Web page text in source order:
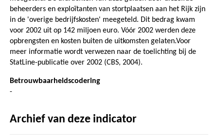
beheerders en exploïtanten van stortplaatsen aan het Rijk zijn
in de 'overige bedrijfskosten' meegeteld. Dit bedrag kwam
voor 2002 uit op 142 miljoen euro. Vóór 2002 werden deze
opbrengsten en kosten buiten de uitkomsten gelaten.Voor
meer informatie wordt verwezen naar de toelichting bij de
StatLine-publicatie over 2002 (CBS, 2004).
Betrouwbaarheidscodering
-
Archief van deze indicator